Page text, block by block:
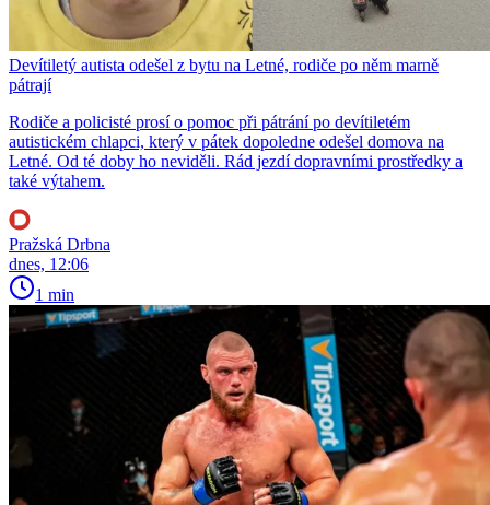
Devítiletý autista odešel z bytu na Letné, rodiče po něm marně
pátrají
Rodiče a policisté prosí o pomoc při pátrání po devítiletém
autistickém chlapci, který v pátek dopoledne odešel domova na
Letné. Od té doby ho neviděli. Rád jezdí dopravními prostředky a
také výtahem.
Pražská Drbna
dnes, 12:06
1 min